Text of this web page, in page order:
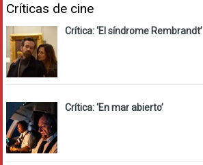
Críticas de cine
Crítica: ‘El síndrome Rembrandt’
Crítica: ‘En mar abierto’